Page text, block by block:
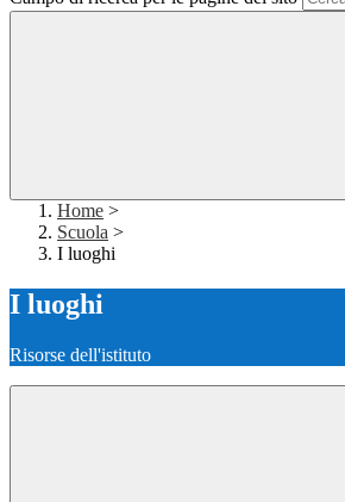
Home >
Scuola >
I luoghi
I luoghi
Risorse dell'istituto